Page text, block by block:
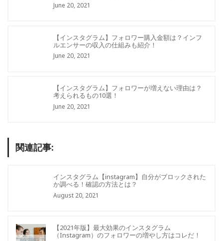
June 20, 2021
【インスタグラム】フォロワー購入金額は？インフ
ルエンサーの収入の仕組みも紹介！
June 20, 2021
【インスタグラム】フォロワーが増えない理由は？
考えられるもの10選！
June 20, 2021
関連記事:
インスタグラム【instagram】自分がブロックされた
か調べる！確認の方法とは？
August 20, 2021
【2021年版】最大効果のインスタグラム
（Instagram）のフォロワーの増やし方はコレだ！